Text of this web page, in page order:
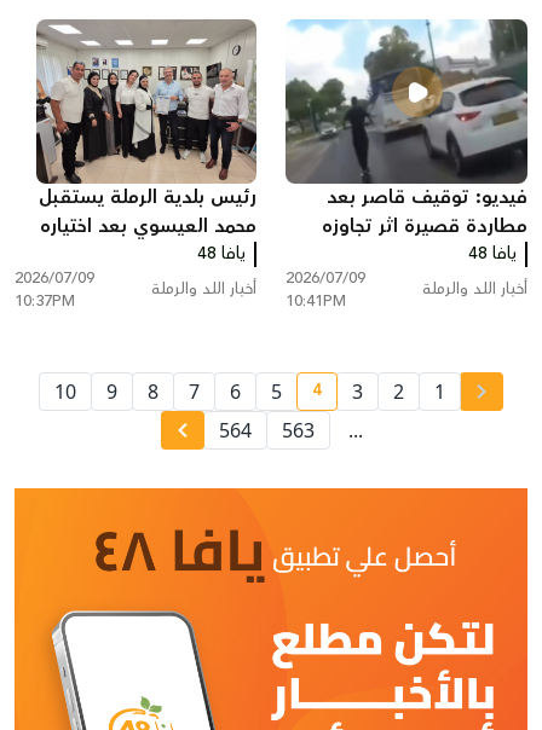
فيديو: توقيف قاصر بعد
مطاردة قصيرة اثر تجاوزه
الاشارة الحمراء في اللد
يافا 48
أخبار اللد والرملة
2026/07/09
10:41PM
رئيس بلدية الرملة يستقبل
محمد العيسوي بعد اختياره
30 لعام 2026
يافا 48
أخبار اللد والرملة
2026/07/09
10:37PM
1
2
3
current page number4
5
6
7
8
9
10
...
563
564